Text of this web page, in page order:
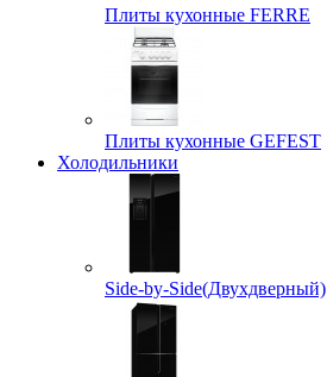
Плиты кухонные FERRE
Плиты кухонные GEFEST
Холодильники
Side-by-Side(Двухдверный)